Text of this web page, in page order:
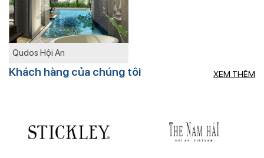
Qudos Hội An
Khách hàng của chúng tôi XEM THÊM